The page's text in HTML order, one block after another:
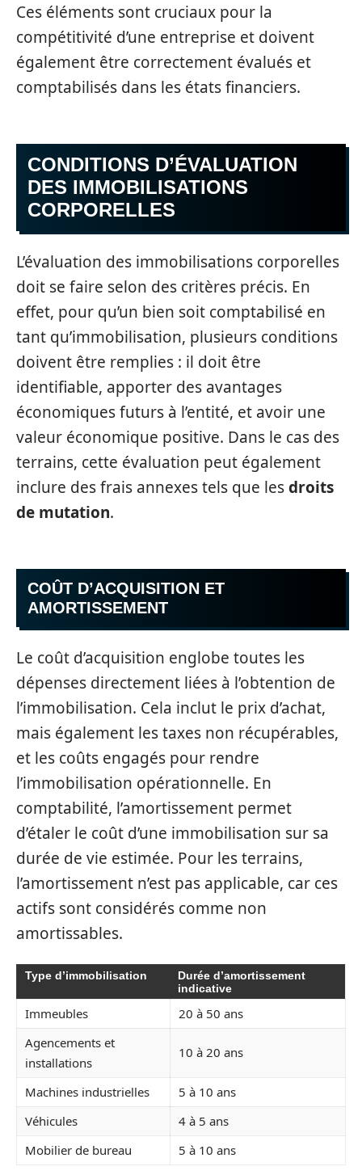
Ces éléments sont cruciaux pour la
compétitivité d’une entreprise et doivent
également être correctement évalués et
comptabilisés dans les états financiers.
CONDITIONS D’ÉVALUATION
DES IMMOBILISATIONS
CORPORELLES
L’évaluation des immobilisations corporelles
doit se faire selon des critères précis. En
effet, pour qu’un bien soit comptabilisé en
tant qu’immobilisation, plusieurs conditions
doivent être remplies : il doit être
identifiable, apporter des avantages
économiques futurs à l’entité, et avoir une
valeur économique positive. Dans le cas des
terrains, cette évaluation peut également
inclure des frais annexes tels que lesdroits
de mutation.
COÛT D’ACQUISITION ET
AMORTISSEMENT
Le coût d’acquisition englobe toutes les
dépenses directement liées à l’obtention de
l’immobilisation. Cela inclut le prix d’achat,
mais également les taxes non récupérables,
et les coûts engagés pour rendre
l’immobilisation opérationnelle. En
comptabilité, l’amortissement permet
d’étaler le coût d’une immobilisation sur sa
durée de vie estimée. Pour les terrains,
l’amortissement n’est pas applicable, car ces
actifs sont considérés comme non
amortissables.
Type d’immobilisation
Durée d’amortissement
indicative
Immeubles
20 à 50 ans
Agencements et
installations
10 à 20 ans
Machines industrielles
5 à 10 ans
Véhicules
4 à 5 ans
Mobilier de bureau
5 à 10 ans